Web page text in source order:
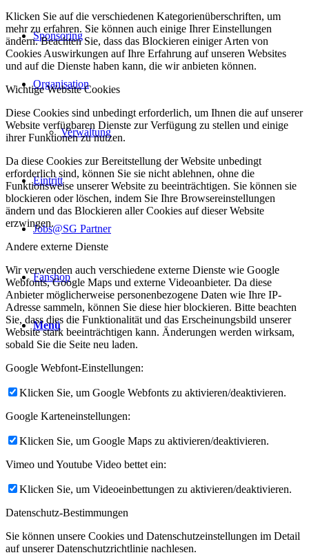
Sponsoring
Organisation
Verwaltung
Eintritt
Jobs@SG Partner
Fanshop
Menü
Klicken Sie auf die verschiedenen Kategorienüberschriften, um
mehr zu erfahren. Sie können auch einige Ihrer Einstellungen
ändern. Beachten Sie, dass das Blockieren einiger Arten von
Cookies Auswirkungen auf Ihre Erfahrung auf unseren Websites
und auf die Dienste haben kann, die wir anbieten können.
Wichtige Website Cookies
Diese Cookies sind unbedingt erforderlich, um Ihnen die auf unserer
Website verfügbaren Dienste zur Verfügung zu stellen und einige
ihrer Funktionen zu nutzen.
Da diese Cookies zur Bereitstellung der Website unbedingt
erforderlich sind, können Sie sie nicht ablehnen, ohne die
Funktionsweise unserer Website zu beeinträchtigen. Sie können sie
blockieren oder löschen, indem Sie Ihre Browsereinstellungen
ändern und das Blockieren aller Cookies auf dieser Website
erzwingen.
Andere externe Dienste
Wir verwenden auch verschiedene externe Dienste wie Google
Webfonts, Google Maps und externe Videoanbieter. Da diese
Anbieter möglicherweise personenbezogene Daten wie Ihre IP-
Adresse sammeln, können Sie diese hier blockieren. Bitte beachten
Sie, dass dies die Funktionalität und das Erscheinungsbild unserer
Website stark beeinträchtigen kann. Änderungen werden wirksam,
sobald Sie die Seite neu laden.
Google Webfont-Einstellungen:
Klicken Sie, um Google Webfonts zu aktivieren/deaktivieren.
Google Karteneinstellungen:
Klicken Sie, um Google Maps zu aktivieren/deaktivieren.
Vimeo und Youtube Video bettet ein:
Klicken Sie, um Videoeinbettungen zu aktivieren/deaktivieren.
Datenschutz-Bestimmungen
Sie können unsere Cookies und Datenschutzeinstellungen im Detail
auf unserer Datenschutzrichtlinie nachlesen.